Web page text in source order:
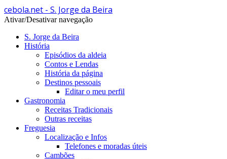
cebola.net - S. Jorge da Beira
Ativar/Desativar navegação
S. Jorge da Beira
História
Episódios da aldeia
Contos e Lendas
História da página
Destinos pessoais
Editar o meu perfil
Gastronomia
Receitas Tradicionais
Outras receitas
Freguesia
Localização e Infos
Telefones e moradas úteis
Cambões